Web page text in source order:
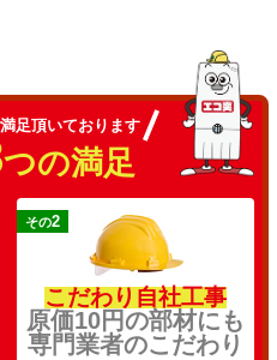
足頂いております
つの満足
その2
こだわり自社工事
原価10円の部材にも
専門業者のこだわり